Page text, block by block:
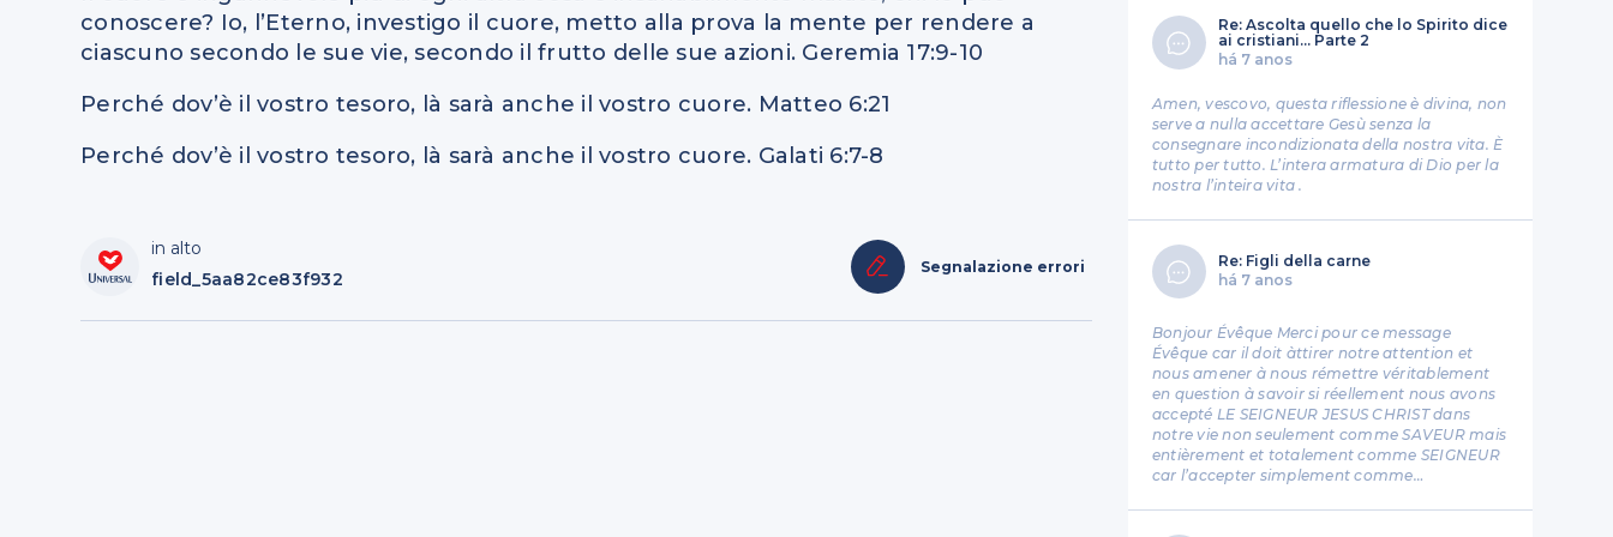
conoscere? Io, l’Eterno, investigo il cuore, metto alla prova la mente per rendere a
ciascuno secondo le sue vie, secondo il frutto delle sue azioni. Geremia 17:9-10
Perché dov’è il vostro tesoro, là sarà anche il vostro cuore. Matteo 6:21
Perché dov’è il vostro tesoro, là sarà anche il vostro cuore. Galati 6:7-8
in alto
field_5aa82ce83f932
Segnalazione errori
Re: Ascolta quello che lo Spirito dice
ai cristiani... Parte 2
há 7 anos
Amen, vescovo, questa riflessione è divina, non
serve a nulla accettare Gesù senza la
consegnare incondizionata della nostra vita. È
tutto per tutto. L’intera armatura di Dio per la
nostra l’inteira vita .
Re: Figli della carne
há 7 anos
Bonjour Évêque Merci pour ce message
Évêque car il doit àttirer notre attention et
nous amener à nous rémettre véritablement
en question à savoir si réellement nous avons
accepté LE SEIGNEUR JESUS CHRIST dans
notre vie non seulement comme SAVEUR mais
entièrement et totalement comme SEIGNEUR
car l’accepter simplement comme…